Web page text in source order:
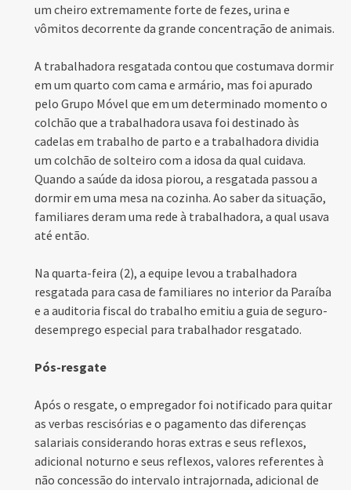
um cheiro extremamente forte de fezes, urina e
vômitos decorrente da grande concentração de animais.
A trabalhadora resgatada contou que costumava dormir
em um quarto com cama e armário, mas foi apurado
pelo Grupo Móvel que em um determinado momento o
colchão que a trabalhadora usava foi destinado às
cadelas em trabalho de parto e a trabalhadora dividia
um colchão de solteiro com a idosa da qual cuidava.
Quando a saúde da idosa piorou, a resgatada passou a
dormir em uma mesa na cozinha. Ao saber da situação,
familiares deram uma rede à trabalhadora, a qual usava
até então.
Na quarta-feira (2), a equipe levou a trabalhadora
resgatada para casa de familiares no interior da Paraíba
e a auditoria fiscal do trabalho emitiu a guia de seguro-
desemprego especial para trabalhador resgatado.
Pós-resgate
Após o resgate, o empregador foi notificado para quitar
as verbas rescisórias e o pagamento das diferenças
salariais considerando horas extras e seus reflexos,
adicional noturno e seus reflexos, valores referentes à
não concessão do intervalo intrajornada, adicional de